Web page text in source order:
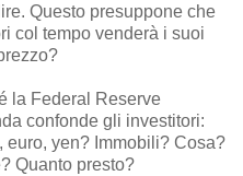
Questo presuppone che
col tempo venderà i suoi
la Federal Reserve
confonde gli investitori:
euro, yen? Immobili? Cosa?
Quanto presto?